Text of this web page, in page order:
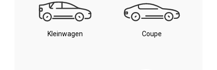
Kleinwagen Coupe